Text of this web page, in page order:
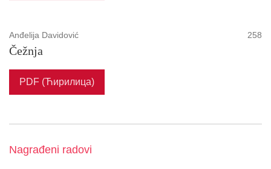
Anđelija Davidović 258
Čežnja
PDF (Ћирилица)
Nagrađeni radovi